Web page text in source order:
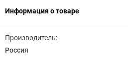
Информация о товаре
Производитель:
Россия